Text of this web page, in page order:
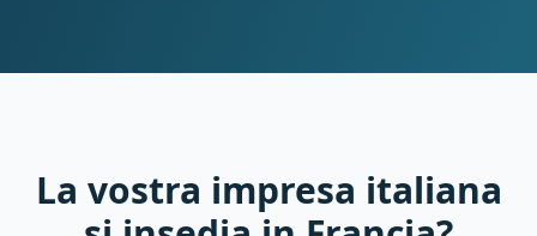
La vostra impresa italiana